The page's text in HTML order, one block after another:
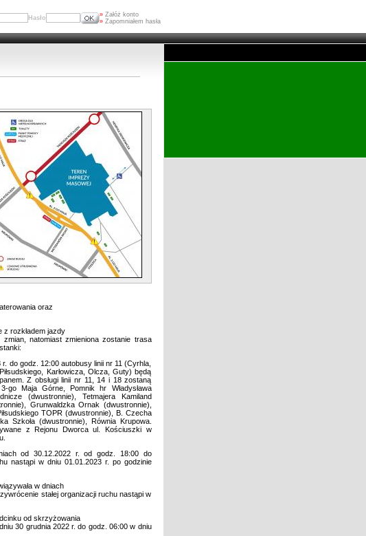
Hasło » Załóż konto
» Zapomniałem hasła
oraz
z rozkładem jazdy
natomiast zmieniona zostanie trasa
do godz. 12:00 autobusy linii nr 11 (Cyrhla,
Karłowicza, Olcza, Guty) będą
Z obsługi linii nr 11, 14 i 18 zostaną
go Maja Górne, Pomnik hr Władysława
(dwustronnie), Tetmajera Kamiland
Grunwaldzka Ornak (dwustronnie),
TOPR (dwustronnie), B. Czecha
Szkoła (dwustronnie), Równia Krupowa.
z Rejonu Dworca ul. Kościuszki w
od 30.12.2022 r. od godz. 18:00 do
nastąpi w dniu 01.01.2023 r. po godzinie
w dniach
stałej organizacji ruchu nastąpi w
od skrzyżowania
30 grudnia 2022 r. do godz. 06:00 w dniu